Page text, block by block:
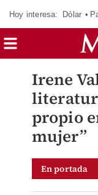
Hoy interesa: Dólar
Irene
propio
mujer”
En portada